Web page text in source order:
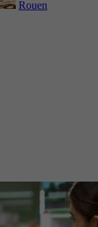
Rouen